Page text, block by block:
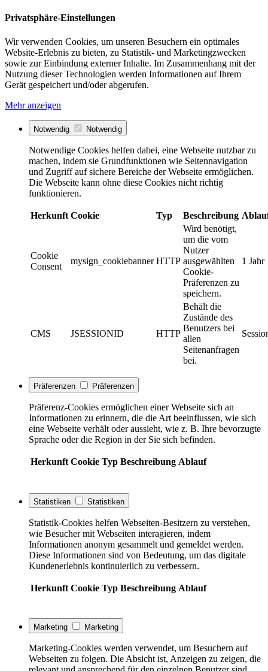
Privatsphäre-Einstellungen
Wir verwenden Cookies, um unseren Besuchern ein optimales
Website-Erlebnis zu bieten, zu Statistik- und Marketingzwecken
sowie zur Einbindung externer Inhalte. Im Zusammenhang mit der
Nutzung dieser Technologien werden Informationen auf Ihrem
Gerät gespeichert und/oder abgerufen.
Mehr anzeigen
Notwendig Notwendig
Notwendige Cookies helfen dabei, eine Webseite nutzbar zu
machen, indem sie Grundfunktionen wie Seitennavigation
und Zugriff auf sichere Bereiche der Webseite ermöglichen.
Die Webseite kann ohne diese Cookies nicht richtig
funktionieren.
Herkunft Cookie Typ Beschreibung
Cookie
Consent
mysign_cookiebanner HTTP
Wird benötigt,
um die vom
Nutzer
ausgewählten
Cookie-
Präferenzen zu
speichern.
1 Jahr
CMS JSESSIONID HTTP
Behält die
Zustände des
Benutzers bei
allen
Seitenanfragen
bei.
Präferenzen Präferenzen
Präferenz-Cookies ermöglichen einer Webseite sich an
Informationen zu erinnern, die die Art beeinflussen, wie sich
eine Webseite verhält oder aussieht, wie z. B. Ihre bevorzugte
Sprache oder die Region in der Sie sich befinden.
Herkunft Cookie Typ Beschreibung Ablauf
Statistiken Statistiken
Statistik-Cookies helfen Webseiten-Besitzern zu verstehen,
wie Besucher mit Webseiten interagieren, indem
Informationen anonym gesammelt und gemeldet werden.
Diese Informationen sind von Bedeutung, um das digitale
Kundenerlebnis kontinuierlich zu verbessern.
Herkunft Cookie Typ Beschreibung Ablauf
Marketing Marketing
Marketing-Cookies werden verwendet, um Besuchern auf
Webseiten zu folgen. Die Absicht ist, Anzeigen zu zeigen, die